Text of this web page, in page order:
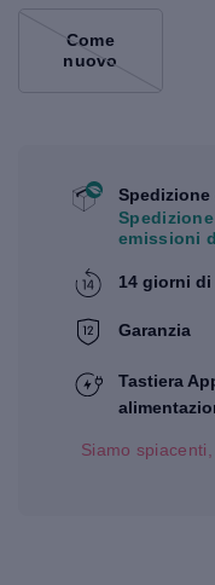
Come
nuovo
emissioni
14 giorni
Garanzia
Tastiera
Siamo